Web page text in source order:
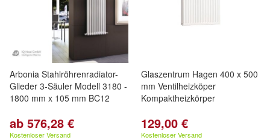
Arbonia Stahlröhrenradiator-
Glieder 3-Säuler Modell 3180 -
1800 mm x 105 mm BC12
ab 576,28 €
Kostenloser Versand
Glaszentrum Hagen 400 x 500
mm Ventilheizköper
Kompaktheizkörper
129,00 €
Kostenloser Versand